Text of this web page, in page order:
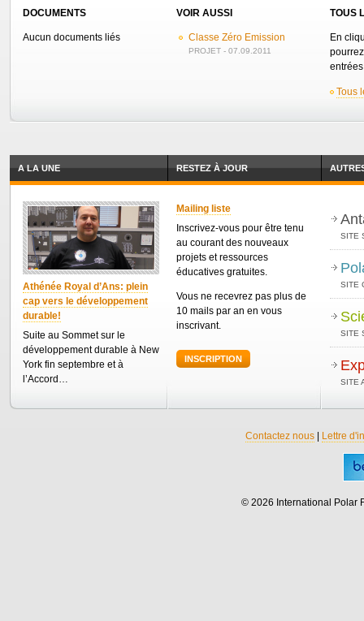
DOCUMENTS
Aucun documents liés
VOIR AUSSI
Classe Zéro Emission
PROJET - 07.09.2011
TOUS
En
Tous
A LA UNE
Athénée Royal d’Ans: plein
cap vers le développement
durable!
Suite au Sommet sur le
développement durable à New
York fin septembre et à
l’Accord…
RESTEZ À JOUR
Mailing liste
Inscrivez-vous pour être tenu
au courant des nouveaux
projets et ressources
éducatives gratuites.
Vous ne recevrez pas plus de
10 mails par an en vous
inscrivant.
INSCRIPTION
SITE
SITE
SITE
SITE
Contactez nous| Lettre
© 2026 International Polar